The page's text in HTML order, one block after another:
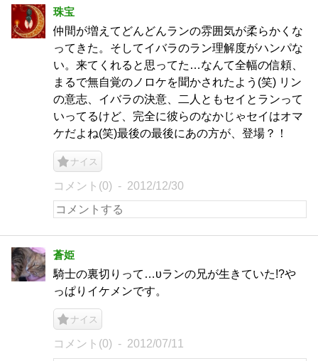
珠宝
仲間が増えてどんどんランの雰囲気が柔らかくな
ってきた。そしてイバラのラン理解度がハンパな
い。来てくれると思ってた…なんて全幅の信頼、
まるで無自覚のノロケを聞かされたよう(笑) リン
の意志、イバラの決意、二人ともセイとランって
いってるけど、完全に彼らのなかじゃセイはオマ
ケだよね(笑)最後の最後にあの方が、登場？！
ナイス
コメント(0) 2012/12/30
蒼姫
騎士の裏切りって…υランの兄が生きていた!?や
っぱりイケメンです。
ナイス
コメント(0) 2012/07/11